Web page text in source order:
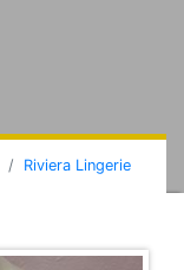
Riviera Lingerie